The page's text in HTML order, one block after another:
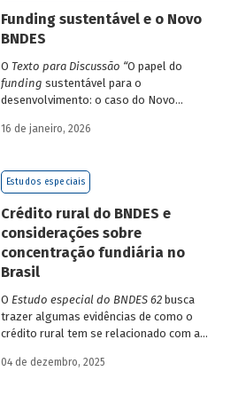
Funding sustentável e o Novo
BNDES
O Texto para Discussão “O papel do
funding sustentável para o
desenvolvimento: o caso do Novo
analisa a estratégia de diversificação das
diante dos atuais desafios de
sustentabilidade social, ambiental e
16 de janeiro, 2026
Estudos especiais
Crédito rural do BNDES e
considerações sobre
concentração fundiária no
Brasil
O Estudo especial do BNDES 62busca
trazer algumas evidências de como o
crédito rural tem se relacionado com a
papel desempenhado pelo BNDES.
04 de dezembro, 2025